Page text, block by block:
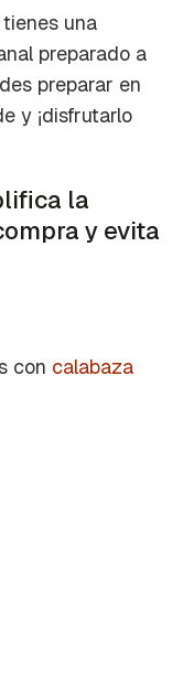
una
preparado a
preparar en
y ¡disfrutarlo
la
y evita
con calabaza